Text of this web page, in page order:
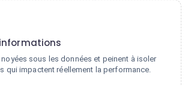
sous les données et peinent à isoler
qui impactent réellement la performance.